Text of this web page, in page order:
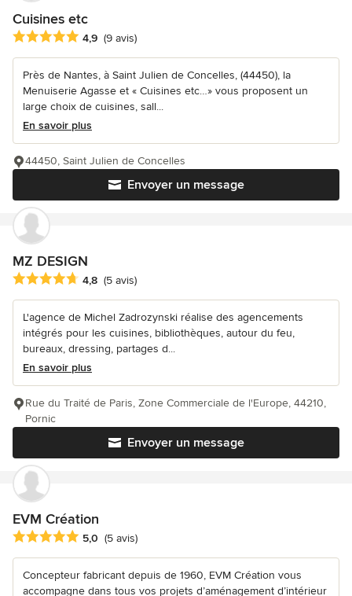
Cuisines etc
Note moyenne : 4.9 étoiles sur 5
4,9 (9 avis)
Près de Nantes, à Saint Julien de Concelles, (44450), la
Menuiserie Agasse et « Cuisines etc…» vous proposent un
large choix de cuisines, sall...
En savoir plus
Envoyer un message
44450, Saint Julien de Concelles
MZ DESIGN
Note moyenne : 4.8 étoiles sur 5
4,8 (5 avis)
L'agence de Michel Zadrozynski réalise des agencements
intégrés pour les cuisines, bibliothèques, autour du feu,
bureaux, dressing, partages d...
En savoir plus
Envoyer un message
Rue du Traité de Paris, Zone Commerciale de l'Europe, 44210,
Pornic
EVM Création
Note moyenne : 5 étoiles sur 5
5,0 (5 avis)
Concepteur fabricant depuis de 1960, EVM Création vous
accompagne dans tous vos projets d’aménagement d’intérieur